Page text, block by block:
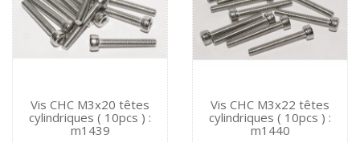
Vis CHC M3x20 têtes
cylindriques ( 10pcs ) :
m1439
Vis CHC M3x22 têtes
cylindriques ( 10pcs ) :
m1440